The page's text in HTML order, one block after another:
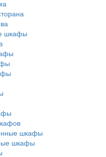
шкафы
шкафы
шкафы